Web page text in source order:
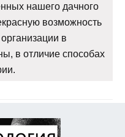
нашего дачного
возможность
в
в отличие способах